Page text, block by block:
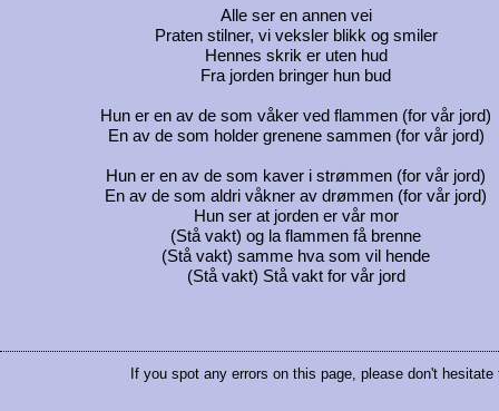
Alle ser en annen vei
Praten stilner, vi veksler blikk og smiler
Hennes skrik er uten hud
Fra jorden bringer hun bud
Hun er en av de som våker ved flammen (for vår jord)
En av de som holder grenene sammen (for vår jord)
Hun er en av de som kaver i strømmen (for vår jord)
En av de som aldri våkner av drømmen (for vår jord)
Hun ser at jorden er vår mor
(Stå vakt) og la flammen få brenne
(Stå vakt) samme hva som vil hende
(Stå vakt) Stå vakt for vår jord
If you spot any errors on this page, please don't